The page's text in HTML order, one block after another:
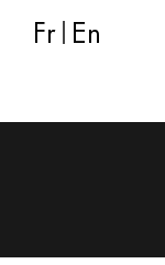
Fr En